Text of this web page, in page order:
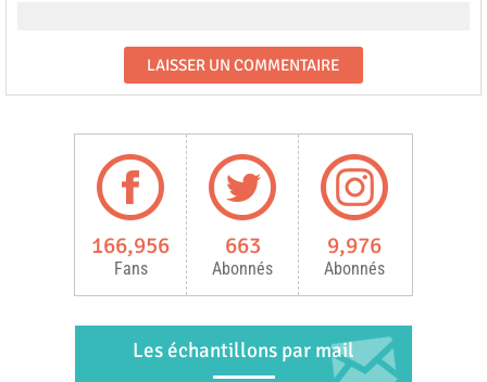
166,956
Fans
663
Abonnés
9,976
Abonnés
Les échantillons par mail